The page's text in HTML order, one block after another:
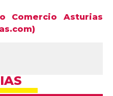
Comercio Asturias